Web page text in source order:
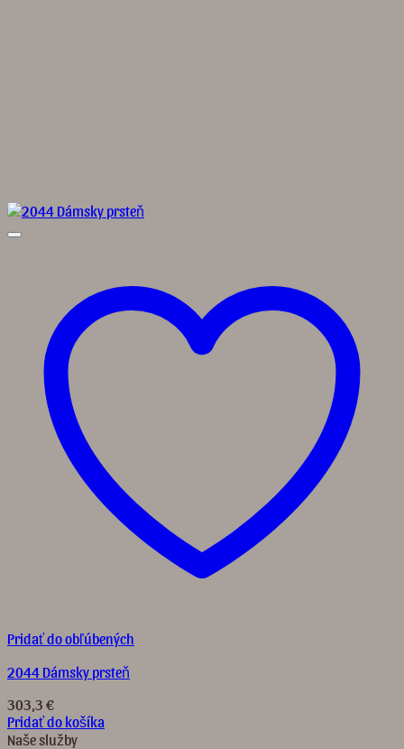
Pridať do obľúbených
2044 Dámsky prsteň
303,3 €
Pridať do košíka
Naše služby